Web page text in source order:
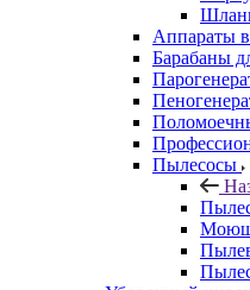
Аппараты
Барабаны
Пылесосы